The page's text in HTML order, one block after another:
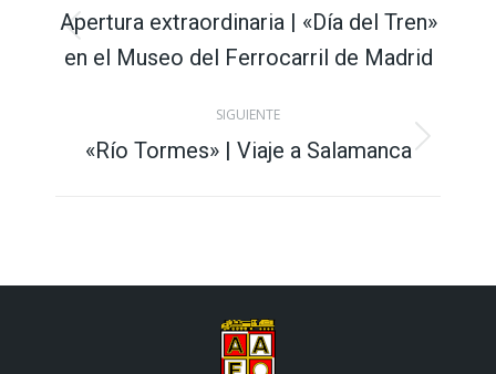
entre
publicaciones
Publicación
anterior:
Apertura extraordinaria | «Día del Tren»
en el Museo del Ferrocarril de Madrid
SIGUIENTE
Publicación
«Río Tormes» | Viaje a Salamanca